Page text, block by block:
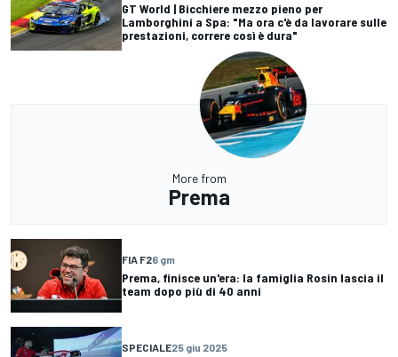
GT World | Bicchiere mezzo pieno per
Lamborghini a Spa: "Ma ora c'è da lavorare sulle
prestazioni, correre così è dura"
More from
Prema
FIA F26 gm
Prema, finisce un'era: la famiglia Rosin lascia il
team dopo più di 40 anni
SPECIALE25 giu 2025